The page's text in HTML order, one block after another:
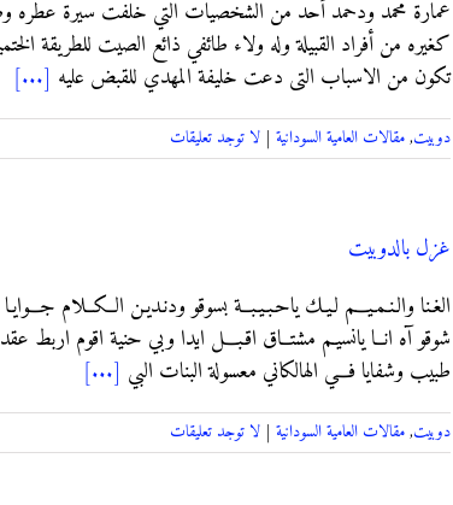
عمارة محمد ودحمد أحد من الشخصيات التي خلفت سيرة عطره
كغيره من أفراد القبيلة وله ولاء طائفي ذائع الصيت للطريقة
تكون من الاسباب التى دعت خليفة المهدي للقبض عليه [...]
دوبيت,مقالات العامية السودانية | لا توجد تعليقات
غزل بالدوبيت
الغـنا والـنـمـيـــم لـيـك ياحـبـيـبــة بسوقو ودنـديـن
شوقو آه انــا يانسيـم مشتــاق اقـبـــل ايدا وبي حنية اقوم
طبيب وشفايا فـــي الهالكاني معسولة البنات البي [...]
دوبيت,مقالات العامية السودانية | لا توجد تعليقات